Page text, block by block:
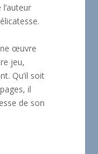
œuvre
jeu,
Qu’il soit
il
de son